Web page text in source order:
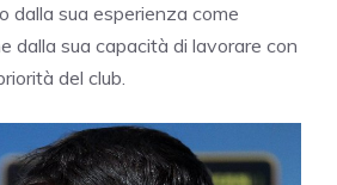
dalla sua esperienza come
dalla sua capacità di lavorare con
del club.